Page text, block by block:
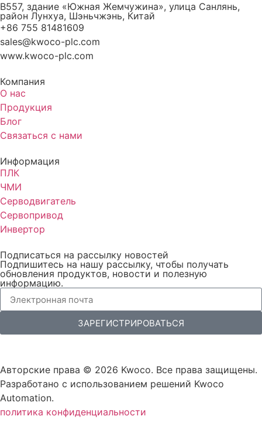
B557, здание «Южная Жемчужина», улица Санлянь,
район Лунхуа, Шэньчжэнь, Китай
+86 755 81481609
sales@kwoco-plc.com
www.kwoco-plc.com
Компания
О нас
Продукция
Блог
Связаться с нами
Информация
ПЛК
ЧМИ
Серводвигатель
Сервопривод
Инвертор
Подписаться на рассылку новостей
Подпишитесь на нашу рассылку, чтобы получать
обновления продуктов, новости и полезную
информацию.
ЗАРЕГИСТРИРОВАТЬСЯ
Авторские права © 2026 Kwoco. Все права защищены.
Разработано с использованием решений Kwoco
Automation.
политика конфиденциальности